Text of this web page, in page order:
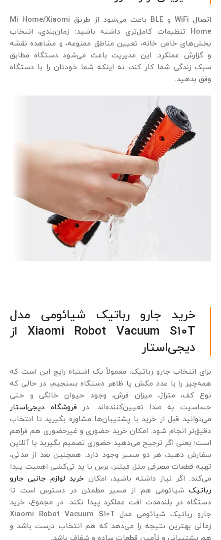
اتصال WiFi و BLE باعث می‌شود از طریق Mi Home/Xiaomi
Home تنظیمات کامل‌تری داشته باشید: زمان‌بندی، انتخاب
بخش‌های خاص خانه، تعیین مناطق ممنوعه، و مشاهده نقشه
و گزارش عملکرد. این مدیریت باعث می‌شود دستگاه مطابق
سبک زندگی شما کار کند، نه اینکه شما خودتان را با دستگاه
وفق بدهید.
خرید جارو رباتیک شیائومی مدل
Xiaomi Robot Vacuum S10T از
دیجی‌استار
برای انتخاب جارو رباتیک، معمولاً یک اشتباه رایج این است که
همه‌چیز را با عدد مکش یا ظاهر دستگاه بسنجیم، در حالی که
نوع کف، متراژ، میزان فرش، وجود حیوان خانگی و حتی
حساسیت به صدا تعیین‌کننده‌اند. درفروشگاه دیجی‌استار
می‌توانید قبل از خرید با پشتیبان‌ها مشاوره بگیرید تا انتخاب
دقیق‌تر انجام شود. امکان خرید حضوری و غیرحضوری هم فراهم
است؛ یعنی اگر ترجیح می‌دهید حضوری تصمیم بگیرید یا آنلاین
سفارش دهید، هر دو مسیر وجود دارد. همچنین بعد از مدتی،
تهیه قطعات مصرفی مثل فیلتر، برس یا پد تی‌کشی اهمیت پیدا
می‌کند. اگر نیاز داشته باشید، امکان خرید لوازم جانبی جارو
رباتیک شیائومی هم از مسیر مطمئن در دسترس است تا
دستگاه در بلندمدت افت عملکرد پیدا نکند. در مجموع، خرید
جارو رباتیک شیائومی مدل Xiaomi Robot Vacuum S10T
زمانی بهترین نتیجه را می‌دهد که هم انتخاب درست باشد و